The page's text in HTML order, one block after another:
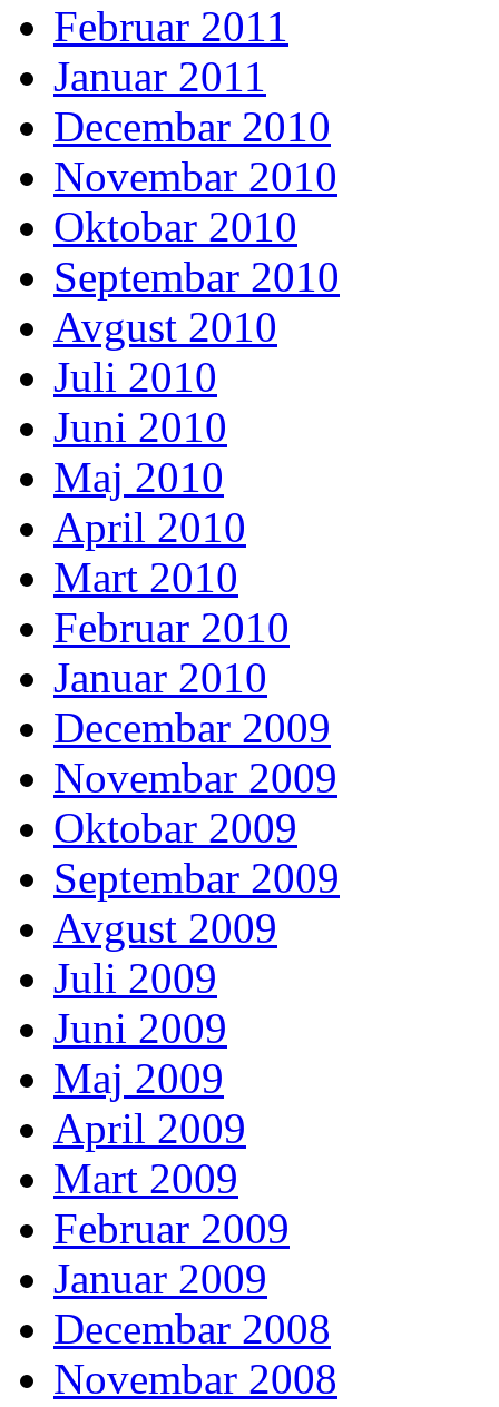
Februar 2011
Januar 2011
Decembar 2010
Novembar 2010
Oktobar 2010
Septembar 2010
Avgust 2010
Juli 2010
Juni 2010
Maj 2010
April 2010
Mart 2010
Februar 2010
Januar 2010
Decembar 2009
Novembar 2009
Oktobar 2009
Septembar 2009
Avgust 2009
Juli 2009
Juni 2009
Maj 2009
April 2009
Mart 2009
Februar 2009
Januar 2009
Decembar 2008
Novembar 2008